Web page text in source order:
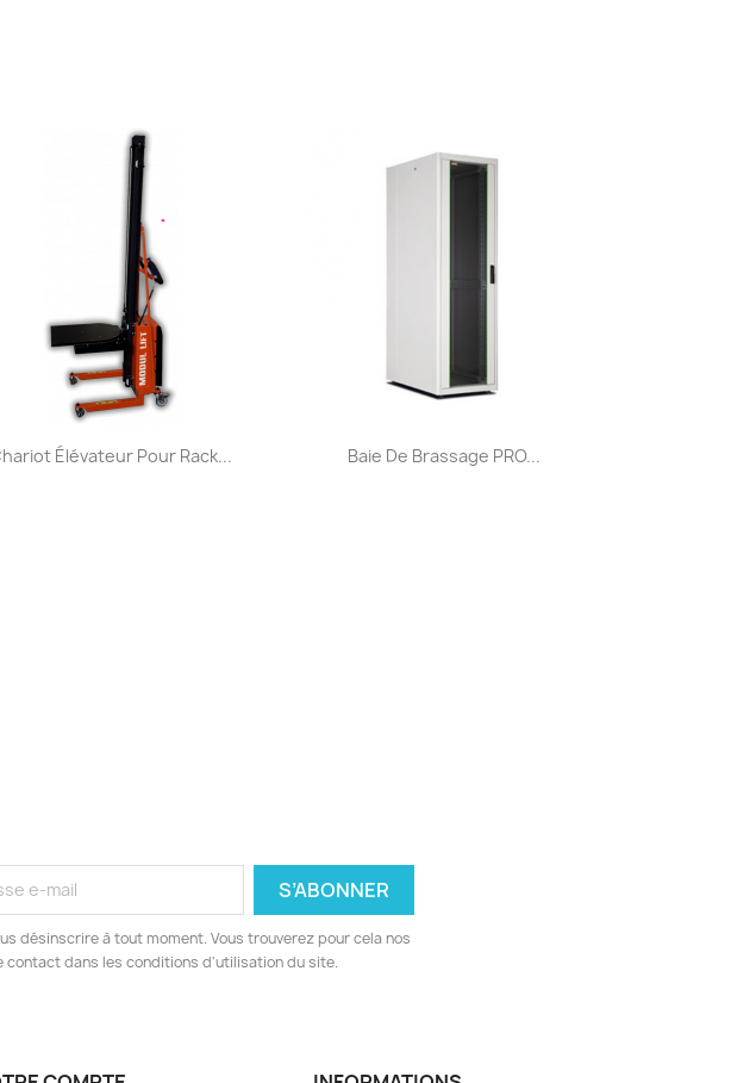
Aperçu rapide
Élévateur Pour Rack... Aperçu rapide
Baie De Brassage PRO...
désinscrire à tout moment. Vous trouverez pour cela nos
contact dans les conditions d'utilisation du site.